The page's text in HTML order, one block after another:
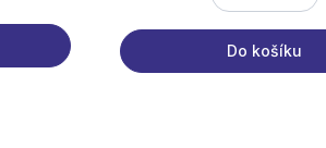
Do košíku